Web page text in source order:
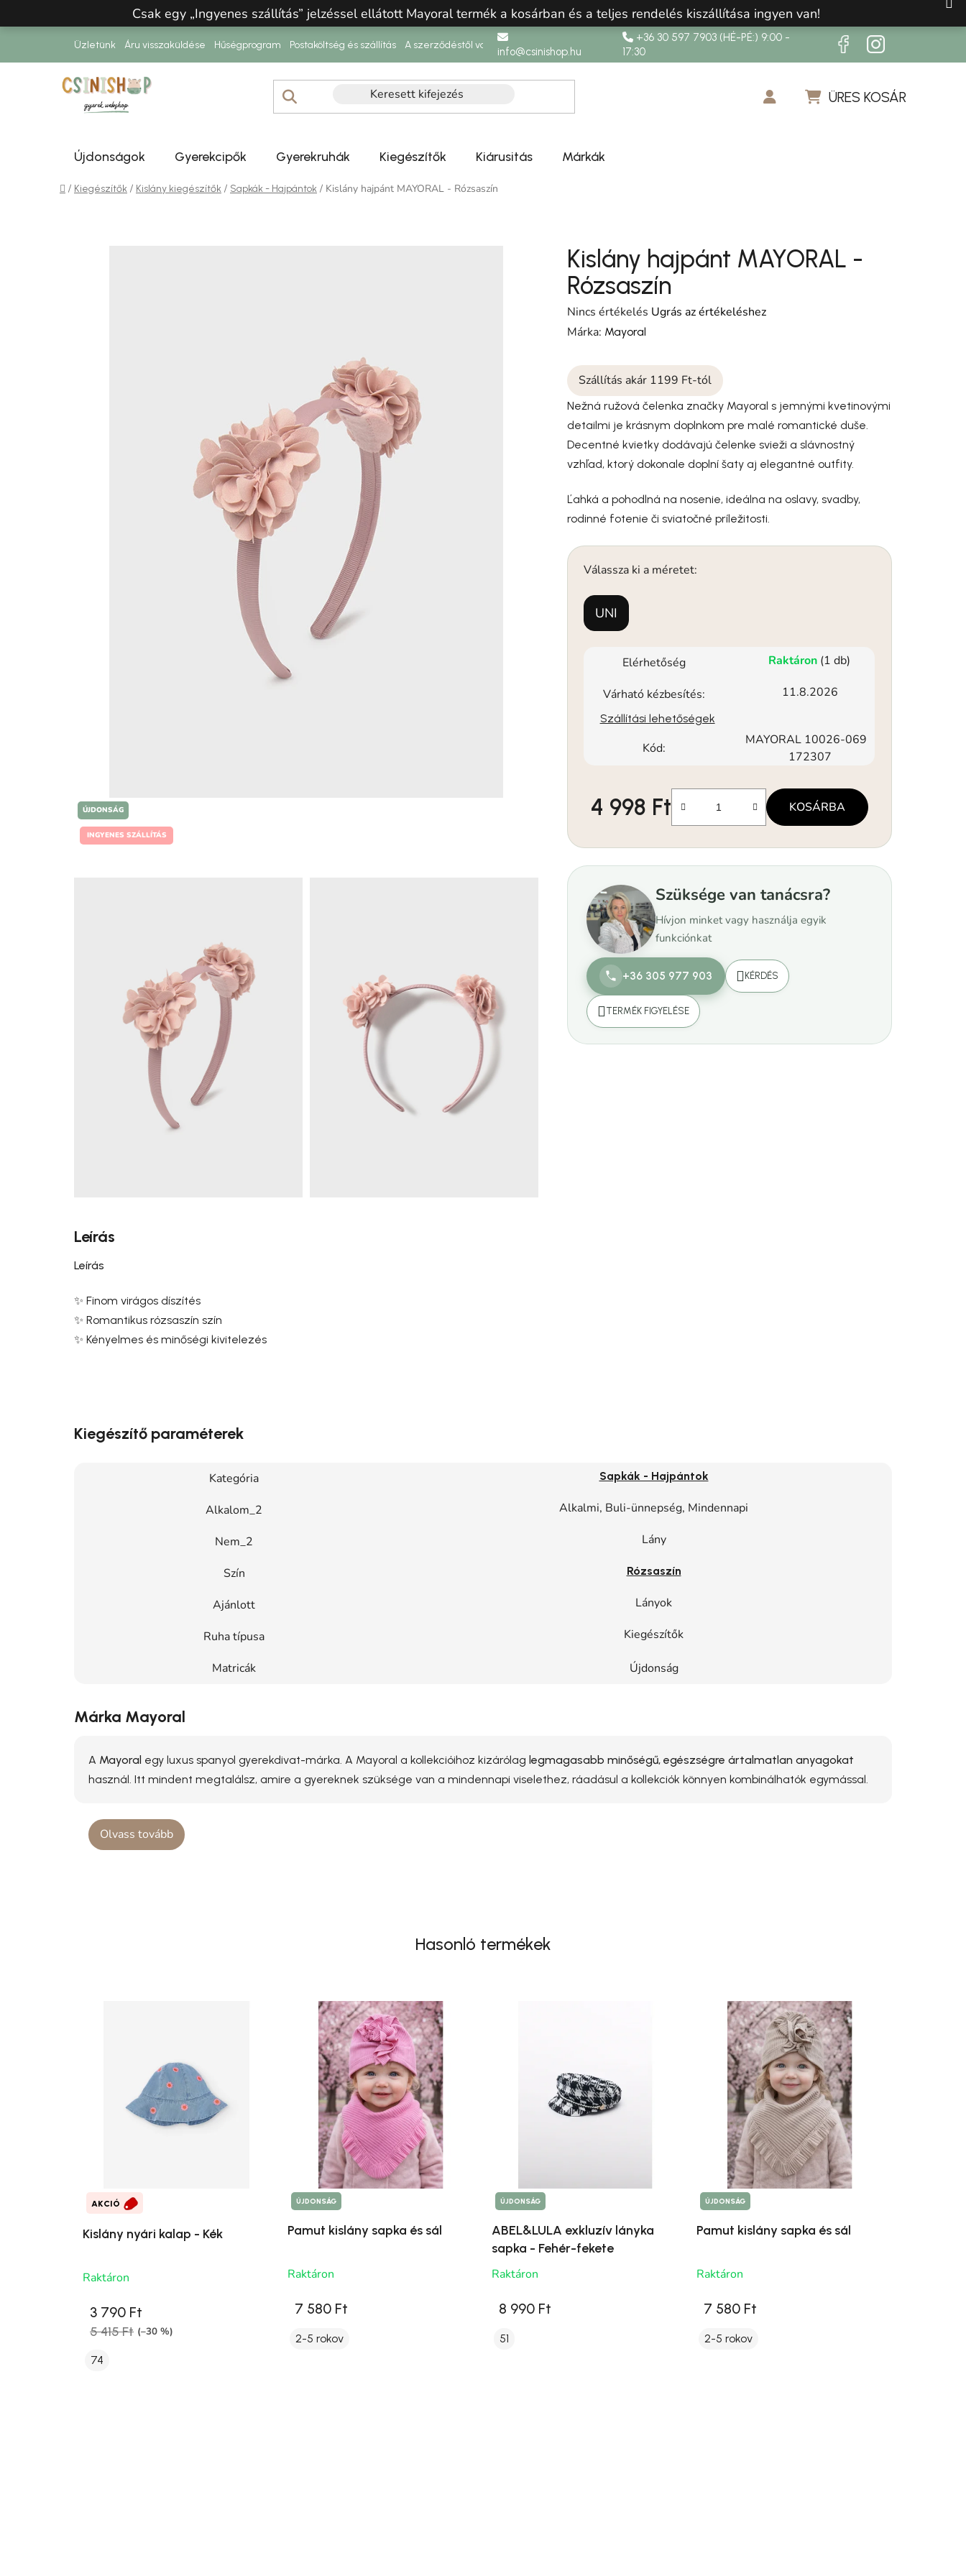
Csak egy „Ingyenes szállítás” jelzéssel ellátott Mayoral termék a kosárban és a teljes rendelés kiszállítása ingyen van!
Üzletünk Áru visszaküldése Hűségprogram Postaköltség és szállítás A szerződéstől való elállásinfo@csinishop.hu
+36 30 597 7903 (HÉ-PÉ:) 9:00 -
17:30
ÜRES KOSÁR
Újdonságok Gyerekcipők Gyerekruhák Kiegészítők Kiárusitás Márkák
Kezdőlap
/ Kiegészítők / Kislány kiegészítők / Sapkák - Hajpántok / Kislány hajpánt MAYORAL - Rózsaszín
Kislány hajpánt MAYORAL -
Rózsaszín
A termék átlagos értékelése 5-ből 0,0 csillag.
Nincs értékelés Ugrás az értékeléshez
Márka: Mayoral
Szállítás akár 1199 Ft-tól
Nežná ružová čelenka značky Mayoral s jemnými kvetinovými
detailmi je krásnym doplnkom pre malé romantické duše.
Decentné kvietky dodávajú čelenke svieži a slávnostný
vzhľad, ktorý dokonale doplní šaty aj elegantné outfity.
Ľahká a pohodlná na nosenie, ideálna na oslavy, svadby,
rodinné fotenie či sviatočné príležitosti.
Válassza ki a méretet:
UNI
Elérhetőség Raktáron (1 db)
Várható kézbesítés: 11.8.2026
Szállítási lehetőségek
Kód:
MAYORAL 10026-069
172307
4 998 Ft KOSÁRBA
Szüksége van tanácsra?
Hívjon minket vagy használja egyik
funkciónkat
+36 305 977 903 KÉRDÉS
TERMÉK FIGYELÉSE
ÚJDONSÁG
INGYENES SZÁLLÍTÁS
Leírás
Leírás
✨ Finom virágos díszítés
✨ Romantikus rózsaszín szín
✨ Kényelmes és minőségi kivitelezés
Kiegészítő paraméterek
Kategória Sapkák - Hajpántok
Alkalom_2 Alkalmi, Buli-ünnepség, Mindennapi
Nem_2 Lány
Szín Rózsaszín
Ajánlott Lányok
Ruha típusa Kiegészítők
Matricák Újdonság
Márka Mayoral
A Mayoral egy luxus spanyol gyerekdivat-márka. A Mayoral a kollekcióihoz kizárólag legmagasabb minőségű, egészségre ártalmatlan anyagokat
használ. Itt mindent megtalálsz, amire a gyereknek szüksége van a mindennapi viselethez, ráadásul a kollekciók könnyen kombinálhatók egymással.
Olvass tovább
Hasonló termékek
AKCIÓ
Kislány nyári kalap - Kék
Raktáron
3 790 Ft
5 415 Ft (–30 %)
74
ÚJDONSÁG
Pamut kislány sapka és sál
Raktáron
7 580 Ft
2-5 rokov
ÚJDONSÁG
ABEL&LULA exkluzív lányka
sapka - Fehér-fekete
Raktáron
8 990 Ft
51
ÚJDONSÁG
Pamut kislány sapka és sál
Raktáron
7 580 Ft
2-5 rokov